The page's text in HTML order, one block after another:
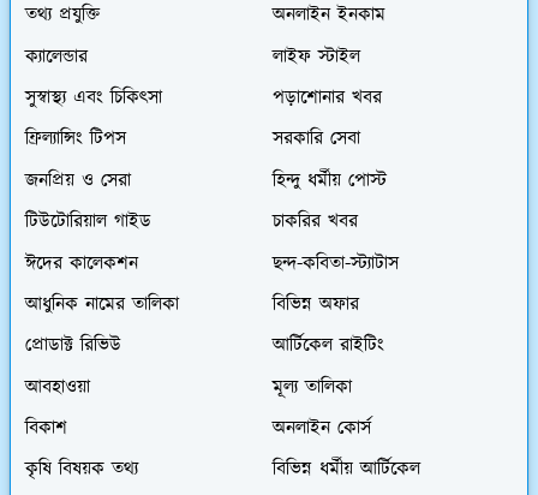
তথ্য প্রযুক্তি
অনলাইন ইনকাম
ক্যালেন্ডার
লাইফ স্টাইল
সুস্বাস্থ্য এবং চিকিৎসা
পড়াশোনার খবর
ফ্রিল্যান্সিং টিপস
সরকারি সেবা
জনপ্রিয় ও সেরা
হিন্দু ধর্মীয় পোস্ট
টিউটোরিয়াল গাইড
চাকরির খবর
ঈদের কালেকশন
ছন্দ-কবিতা-স্ট্যাটাস
আধুনিক নামের তালিকা
বিভিন্ন অফার
প্রোডাক্ট রিভিউ
আর্টিকেল রাইটিং
আবহাওয়া
মূল্য তালিকা
বিকাশ
অনলাইন কোর্স
কৃষি বিষয়ক তথ্য
বিভিন্ন ধর্মীয় আর্টিকেল